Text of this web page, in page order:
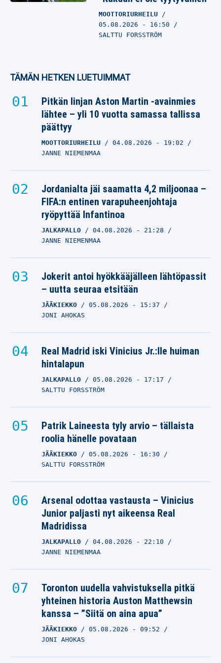
MOOTTORIURHEILU
05.08.2026 - 16:50
SALTTU FORSSTRÖM
TÄMÄN HETKEN LUETUIMMAT
Pitkän linjan Aston Martin -avainmies
lähtee – yli 10 vuotta samassa tallissa
päättyy
MOOTTORIURHEILU 04.08.2026 - 19:02
JANNE NIEMENMAA
Jordanialta jäi saamatta 4,2 miljoonaa –
FIFA:n entinen varapuheenjohtaja
ryöpyttää Infantinoa
JALKAPALLO 04.08.2026 - 21:28
JANNE NIEMENMAA
Jokerit antoi hyökkääjälleen lähtöpassit
– uutta seuraa etsitään
JÄÄKIEKKO 05.08.2026 - 15:37
JONI AHOKAS
Real Madrid iski Vinicius Jr.:lle huiman
hintalapun
JALKAPALLO 05.08.2026 - 17:17
SALTTU FORSSTRÖM
Patrik Laineesta tyly arvio – tällaista
roolia hänelle povataan
JÄÄKIEKKO 05.08.2026 - 16:30
SALTTU FORSSTRÖM
Arsenal odottaa vastausta – Vinicius
Junior paljasti nyt aikeensa Real
Madridissa
JALKAPALLO 04.08.2026 - 22:10
JANNE NIEMENMAA
Toronton uudella vahvistuksella pitkä
yhteinen historia Auston Matthewsin
kanssa – ”Siitä on aina apua”
JÄÄKIEKKO 05.08.2026 - 09:52
JONI AHOKAS